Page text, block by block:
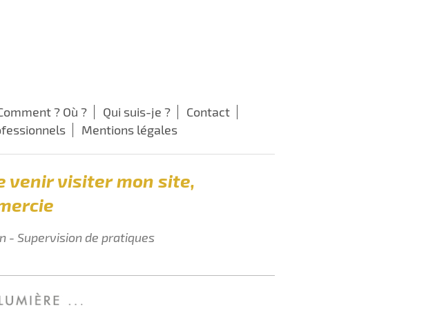
? Où ? Qui suis-je ?
Contact
Mentions légales
venir visiter mon site,
- Supervision de pratiques